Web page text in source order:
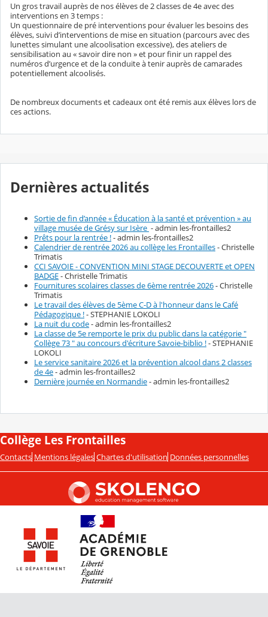
Un gros travail auprès de nos élèves de 2 classes de 4e avec des
interventions en 3 temps :
Un questionnaire de pré interventions pour évaluer les besoins des
élèves, suivi d’interventions de mise en situation (parcours avec des
lunettes simulant une alcoolisation excessive), des ateliers de
sensibilisation au « savoir dire non » et pour finir un rappel des
numéros d’urgence et de la conduite à tenir auprès de camarades
potentiellement alcoolisés.
De nombreux documents et cadeaux ont été remis aux élèves lors de
ces actions.
Dernières actualités
Sortie de fin d’année « Éducation à la santé et prévention » au
village musée de Grésy sur Isère - admin les-frontailles2
Prêts pour la rentrée !- admin les-frontailles2
Calendrier de rentrée 2026 au collège les Frontailles- Christelle
Trimatis
CCI SAVOIE - CONVENTION MINI STAGE DECOUVERTE et OPEN
BADGE- Christelle Trimatis
Fournitures scolaires classes de 6ème rentrée 2026- Christelle
Trimatis
Le travail des élèves de 5ème C-D à l'honneur dans le Café
Pédagogique !- STEPHANIE LOKOLI
La nuit du code- admin les-frontailles2
La classe de 5e remporte le prix du public dans la catégorie "
Collège 73 " au concours d'écriture Savoie-biblio !- STEPHANIE
LOKOLI
Le service sanitaire 2026 et la prévention alcool dans 2 classes
de 4e- admin les-frontailles2
Dernière journée en Normandie- admin les-frontailles2
Collège Les Frontailles
Contacts Mentions légales Chartes d'utilisation Données personnelles